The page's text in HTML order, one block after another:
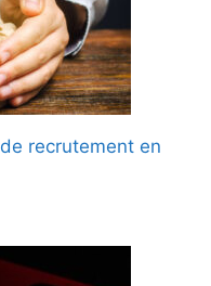
recrutement en